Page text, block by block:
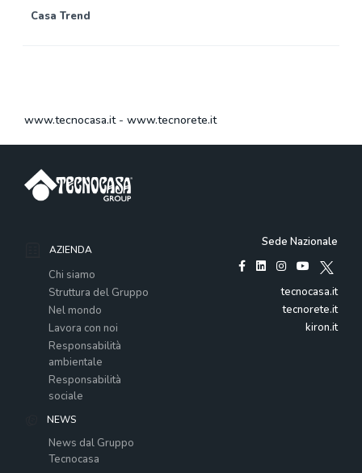
Casa Trend
www.tecnocasa.it- www.tecnorete.it
AZIENDA
Chi siamo
Struttura del Gruppo
Nel mondo
Lavora con noi
Responsabilità
ambientale
Responsabilità
sociale
NEWS
News dal Gruppo
Tecnocasa
Sede Nazionale
tecnocasa.it
tecnorete.it
kiron.it